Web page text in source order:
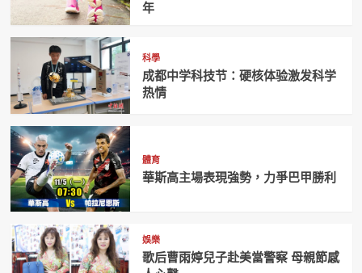
年
科學
成都中学科技节：硬核体验激发科学
热情
體育
華斯高主場表現強勢，力爭巴甲勝利
娛樂
歌后曹雨婷兒子赴美當警察 母親節感